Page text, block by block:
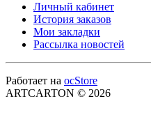
Личный кабинет
История заказов
Мои закладки
Рассылка новостей
Работает на ocStore
ARTCARTON © 2026